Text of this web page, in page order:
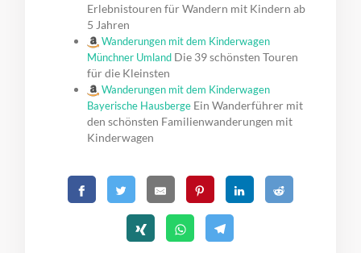
Erlebnistouren für Wandern mit Kindern ab
5 Jahren
Wanderungen mit dem Kinderwagen
Münchner Umland Die 39 schönsten Touren
für die Kleinsten
Wanderungen mit dem Kinderwagen
Bayerische Hausberge Ein Wanderführer mit
den schönsten Familienwanderungen mit
Kinderwagen